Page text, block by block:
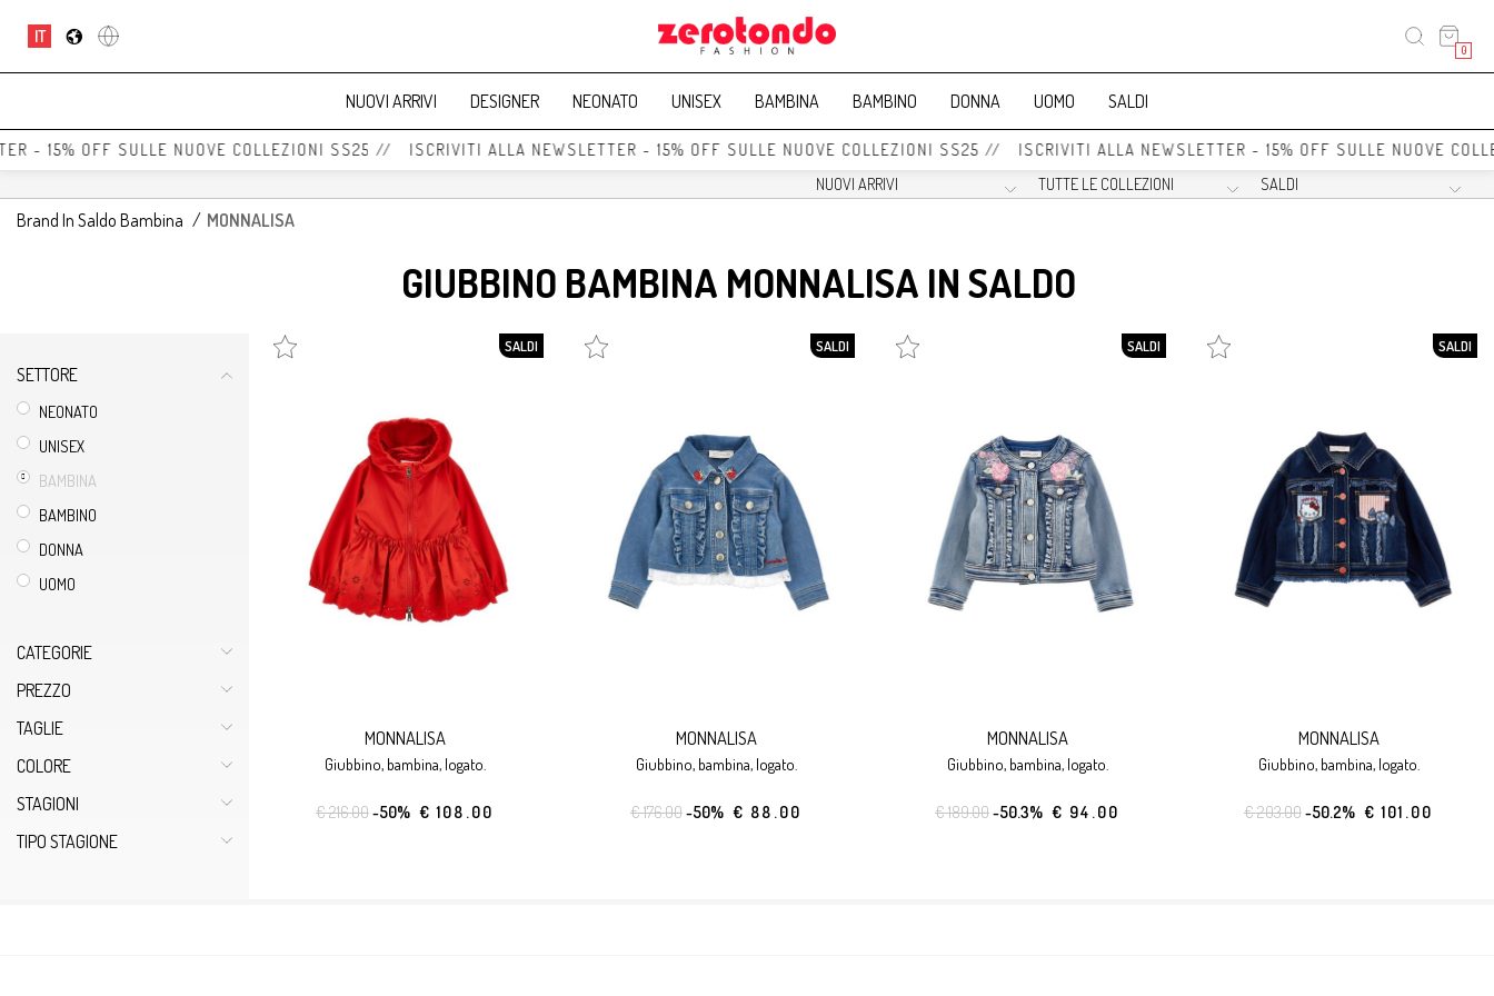
IT
0
NUOVI ARRIVI DESIGNER NEONATO UNISEX BAMBINA BAMBINO DONNA UOMO SALDI
- 15% OFF SULLE NUOVE COLLEZIONI SS25 // ISCRIVITI ALLA NEWSLETTER - 15% OFF SULLE NUOVE COLLEZIONI SS25 // ISCRIVITI ALLA NEWSLETTER - 15% OFF SULLE NUOVE
Brand In Saldo Bambina / MONNALISA
GIUBBINO BAMBINA MONNALISA IN SALDO
SETTORE
NEONATO
UNISEX
BAMBINA
BAMBINO
DONNA
UOMO
CATEGORIE
PREZZO
TAGLIE
COLORE
STAGIONI
TIPO STAGIONE
SALDI
MONNALISA
giubbino, bambina, logato.
€ 216.00-50% € 108.00
SALDI
MONNALISA
giubbino, bambina, logato.
€ 176.00-50% € 88.00
SALDI
MONNALISA
giubbino, bambina, logato.
€ 189.00-50.3% € 94.00
SALDI
MONNALISA
giubbino, bambina, logato.
€ 203.00-50.2% € 101.00